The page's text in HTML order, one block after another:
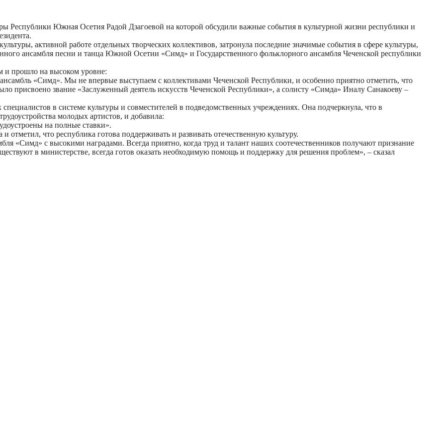
Республики Южная Осетия Радой Дзагоевой на которой обсудили важные события в культурной жизни республики и
активной работе отдельных творческих коллективов, затронула последние значимые события в сфере культуры,
ансамбля песни и танца Южной Осетии «Симд» и Государственного фольклорного ансамбля Чеченской республики
и прошло на высоком уровне:
ансамбль «Симд». Мы не впервые выступаем с коллективами Чеченской Республики, и особенно приятно отметить, что
присвоено звание «Заслуженный деятель искусств Чеченской Республики», а солисту «Симда» Иналу Санакоеву –
в системе культуры и совместителей в подведомственных учреждениях. Она подчеркнула, что в
молодых артистов, и добавила:
на полные ставки».
отметил, что республика готова поддерживать и развивать отечественную культуру.
«Симд» с высокими наградами. Всегда приятно, когда труд и талант наших соотечественников получают признание
в министерстве, всегда готов оказать необходимую помощь и поддержку для решения проблем», – сказал